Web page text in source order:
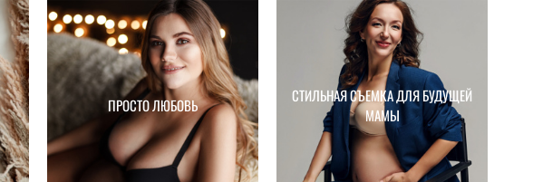
ПРОСТО ЛЮБОВЬ
СТИЛЬНАЯ СЪЕМКА ДЛЯ БУДУЩЕЙ
МАМЫ